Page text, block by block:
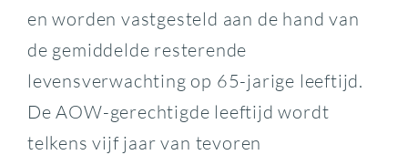
en worden vastgesteld aan de hand van
de gemiddelde resterende
levensverwachting op 65-jarige leeftijd.
De AOW-gerechtigde leeftijd wordt
telkens vijf jaar van tevoren